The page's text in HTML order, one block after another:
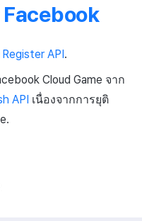
API.
Cloud Game จาก
API เนื่องจากการยุติ